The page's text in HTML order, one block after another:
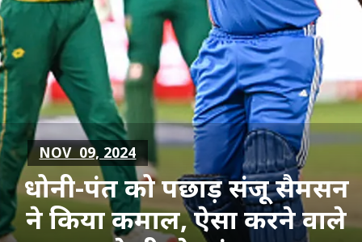
धोनी-पंत को पछाड़ संजू सैमसन
ने किया कमाल, ऐसा करने वाले
NOV 09, 2024